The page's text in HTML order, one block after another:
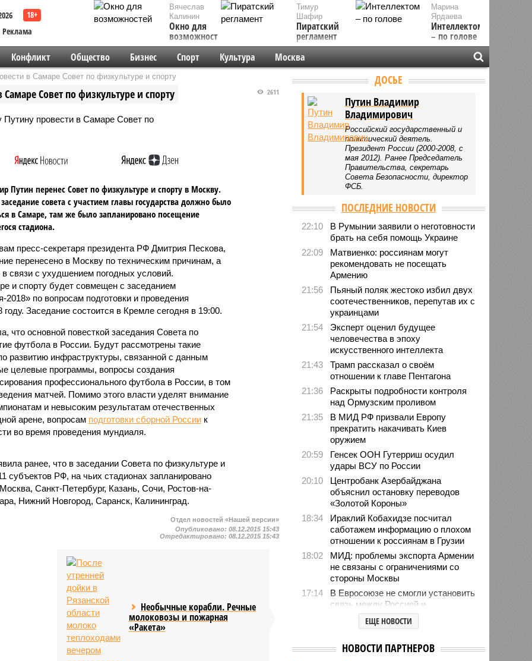
Реклама
Вячеслав
Калинин
Окно для
возможностей
Марина
Ярдаева
Интеллектом
– по голове
Тимур
Шафир
Пиратский
регламент
Конфликт Общество Бизнес Спорт Культура Москва
в Самаре Совет по физкультуре и спорту
Совет по физкультуре и спорту 2611
Путин перенес Совет по физкультуре и спорту в Москву.
совета с участием главы государства должно было
в Самаре, там же было запланировано посещение
стадиона.
пресс-секретаря президента РФ Дмитрия Пескова,
перенесено в Москву по техническим причинам, а
в связи с ухудшением погодных условий.
и спорту будет совмещен с заседанием
2018» по вопросам подготовки и проведения
Заседание состоится в Кремле сегодня в 19:00.
что основной повесткой заседания Совета по
футбола в России. Будут рассмотрены такие
развитию инфраструктуры, связанной с данным
целевые программы, вопросы создания
профессионального футбола в России, в том
матчей. Помимо этого власти уделят внимание
и невысоким результатам отечественных
арене, вопросам подготовки сборной Россиик
во время проведения мундиаля.
ранее, что в заседании Совета по физкультуре и
субъектов РФ, на чьих стадионах запланировано
Санкт-Петербург, Казань, Сочи, Ростов-на-
Нижний Новгород, Саранск, Калининград.
Отдел новостей «Нашей версии»
Опубликовано:08.12.2015 15:43
Отредактировано:08.12.2015 15:43
Необычные корабли. Речные
молоковозы и пожарная
«Ракета»
ДОСЬЕ
Путин Владимир
Владимирович
Российский государственный и
политический деятель.
Президент России (2000-2008, с
мая 2012). Ранее Председатель
Правительства, секретарь
Совета Безопасности, директор
ФСБ.
ПОСЛЕДНИЕ НОВОСТИ
22:10
В Румынии заявили о неготовности
брать на себя помощь Украине
22:09
Матвиенко: россиянам могут
рекомендовать не посещать
Армению
21:56
Пьяный поляк жестоко избил двух
соотечественников, перепутав их с
украинцами
21:54
Эксперт оценил будущее
человечества в эпоху
искусственного интеллекта
21:43
Трамп рассказал о своём
отношении к главе Пентагона
21:36
Раскрыты подробности контроля
над Ормузским проливом
21:35
В МИД РФ призвали Европу
прекратить накачивать Киев
оружием
20:59
Генсек ООН Гутерриш осудил
удары ВСУ по России
20:10
Центробанк Азербайджана
объяснил остановку переводов
«Золотой Короны»
18:34
Ираклий Кобахидзе посчитал
саботажем информацию о плохом
отношении к россиянам в Грузии
18:02
МИД: проблемы экспорта Армении
не связаны с ограничениями со
стороны Москвы
17:14
В Евросоюзе не смогли установить
связь между Россией и
миграционным кризисом в Сеуте
Ямпольская объяснила причины
ведущие вузы страны
ЕЩЕ НОВОСТИ
НОВОСТИ ПАРТНЕРОВ